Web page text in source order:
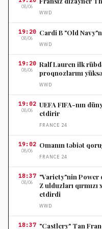
08/06
WWD
19:20
08/06
Cardi B "Old
WWD
19:20
08/06
Ralf Lauren ilk
proqnozlarını
WWD
19:02
08/06
UEFA FIFA-nın
etdirir
FRANCE 24
19:02
08/06
Omanın təbiət
FRANCE 24
18:37
08/06
"Variety"nin Power
Z ulduzları
etdirdi
WWD
18:37 "Castlery" Tan